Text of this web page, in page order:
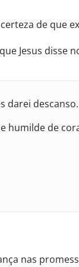
de que
Jesus disse
darei descanso.
humilde de
nas